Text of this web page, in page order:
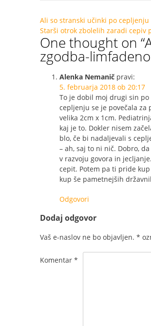
Post
navigation
Ali so stranski učinki po
Starši otrok zbolelih zaradi cepiv
One thought on “
zgodba-
Alenka Nemanič pravi:
5. februarja 2018 ob 20:17
To je dobil moj drugi sin po
cepljenju se je povečala
velika 2cm x 1cm.
kaj je to. Dokler nisem
blo, če bi nadaljevali s
– ah, saj to ni nič. Dobro,
v razvoju govora in
cepit. Potem pa ti pride
kup še pametnejših
Odgovori
Dodaj odgovor
Vaš e-naslov ne bo objavljen. *
Komentar *